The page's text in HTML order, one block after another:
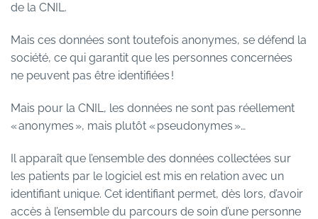
de la CNIL.
Mais ces données sont toutefois anonymes, se défend la
société, ce qui garantit que les personnes concernées
ne peuvent pas être identifiées !
Mais pour la CNIL, les données ne sont pas réellement
« anonymes », mais plutôt « pseudonymes »…
Il apparaît que l’ensemble des données collectées sur
les patients par le logiciel est mis en relation avec un
identifiant unique. Cet identifiant permet, dès lors, d’avoir
accès à l’ensemble du parcours de soin d’une personne